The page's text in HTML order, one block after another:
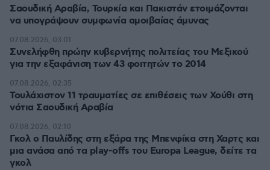
Σαουδική Αραβία, Τουρκία και Πακιστάν ετοιμάζονται
να υπογράψουν συμφωνία αμοιβαίας άμυνας
Συνελήφθη πρώην κυβερνήτης πολιτείας του Μεξικού
για την εξαφάνιση των 43 φοιτητών το 2014
07.08.2026, 03:01
Τουλάχιστον 11 τραυματίες σε επιθέσεις των Χούθι στη
νότια Σαουδική Αραβία
07.08.2026, 02:35
Γκολ ο Παυλίδης στη εξάρα της Μπενφίκα στη Χαρτς και
μια ανάσα από τα play-offs του Europa League, δείτε τα
γκολ
07.08.2026, 02:10